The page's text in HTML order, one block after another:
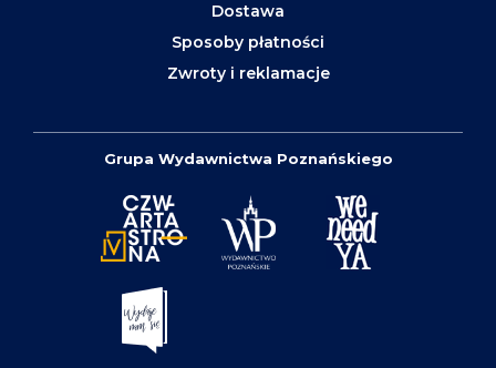
Dostawa
Sposoby płatności
Zwroty i reklamacje
Grupa Wydawnictwa Poznańskiego